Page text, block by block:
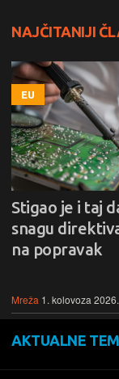
NAJČITANIJI
EU
Stigao je i taj
snagu
na popravak
Mreža 1. kolovoza 2026.
AKTUALNE